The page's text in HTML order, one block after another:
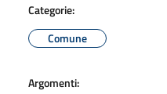
Categorie:
Comune
Argomenti: